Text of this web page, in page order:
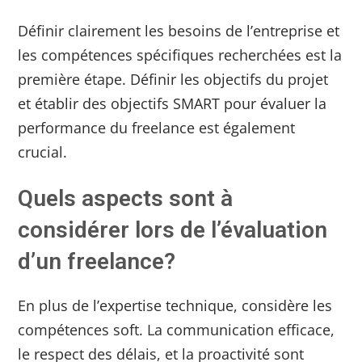
Définir clairement les besoins de l’entreprise et
les compétences spécifiques recherchées est la
première étape. Définir les objectifs du projet
et établir des objectifs SMART pour évaluer la
performance du freelance est également
crucial.
Quels aspects sont à
considérer lors de l’évaluation
d’un freelance?
En plus de l’expertise technique, considère les
compétences soft. La communication efficace,
le respect des délais, et la proactivité sont